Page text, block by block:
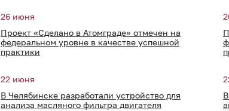
26 июня
Проект «Сделано в Атомграде» отмечен на
федеральном уровне в качестве успешной
практики
22 июня
В Челябинске разработали устройство для
анализа масляного фильтра двигателя